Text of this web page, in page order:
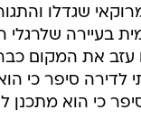
שגדלו
בעיירה שלרגלי
את המקום כבר
סיפר כי
כי הוא